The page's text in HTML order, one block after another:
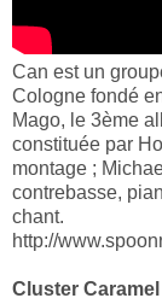
Can est un
Cologne fondé
Mago, le 3ème
constituée par
montage ;
contrebasse,
chant.
http://
Cluster Caramel